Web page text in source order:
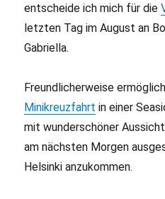
entscheide ich mich für die
letzten Tag im August an
Gabriella.
Freundlicherweise
Minikreuzfahrt in einer
mit wunderschöner
am nächsten Morgen
Helsinki anzukommen.